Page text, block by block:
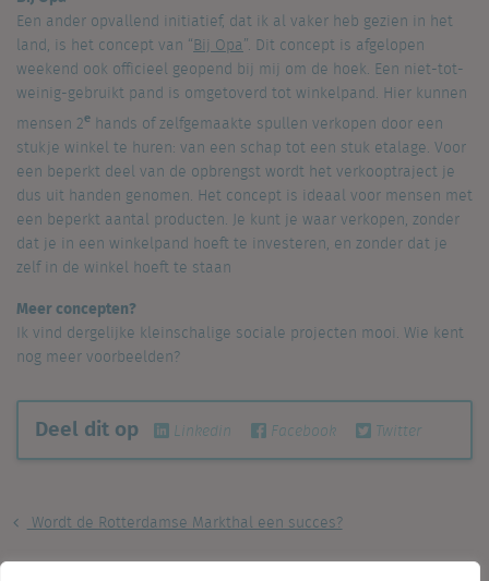
Een ander opvallend initiatief, dat ik al vaker heb gezien in het
land, is het concept van “Bij Opa”. Dit concept is afgelopen
weekend ook officieel geopend bij mij om de hoek. Een niet-tot-
weinig-gebruikt pand is omgetoverd tot winkelpand. Hier kunnen
mensen 2e hands of zelfgemaakte spullen verkopen door een
stukje winkel te huren: van een schap tot een stuk etalage. Voor
een beperkt deel van de opbrengst wordt het verkooptraject je
dus uit handen genomen. Het concept is ideaal voor mensen met
een beperkt aantal producten. Je kunt je waar verkopen, zonder
dat je in een winkelpand hoeft te investeren, en zonder dat je
zelf in de winkel hoeft te staan
Meer concepten?
Ik vind dergelijke kleinschalige sociale projecten mooi. Wie kent
nog meer voorbeelden?
Deel dit op Linkedin Facebook Twitter
Wordt de Rotterdamse Markthal een succes?